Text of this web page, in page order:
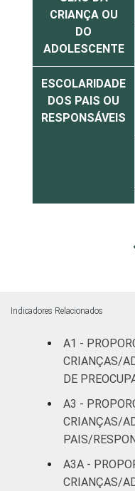
CRIANÇA OU
DO
ADOLESCENTE
ESCOLARIDADE
DOS PAIS OU
RESPONSÁVEIS
ADOLESCENTE
RENDA
FAMILIAR
Indicadores Relacionados
A1 -
CRIANÇAS/
DE
A3 -
CRIANÇAS/
PAIS/
A3A -
CRIANÇAS/